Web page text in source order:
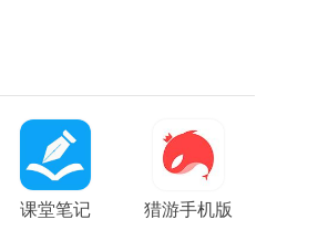
课堂笔记 猎游手机版